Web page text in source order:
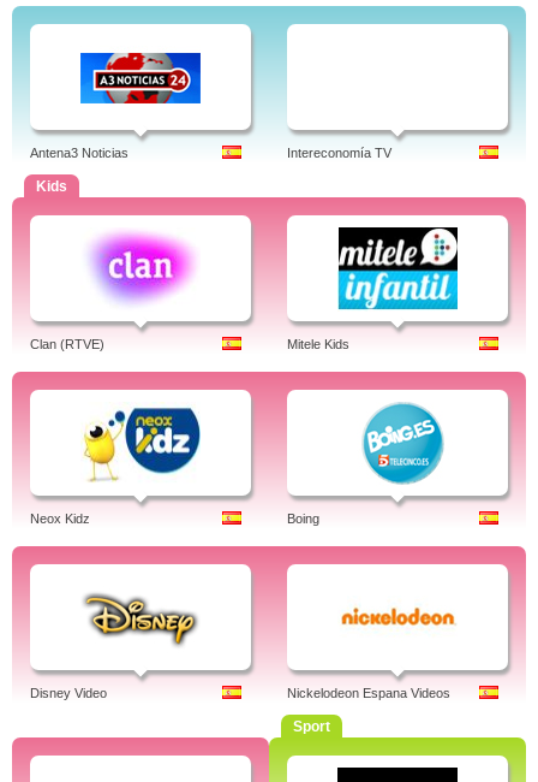
Antena3 Noticias Intereconomía TV
Kids
Clan (RTVE) Mitele Kids
Neox Kidz Boing
Disney Video Nickelodeon Espana Videos
Sport